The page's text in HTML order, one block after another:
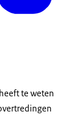
te weten